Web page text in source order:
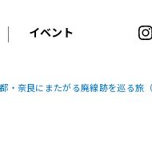
アルピ
ータイヤ＆ホイール バイ
イベント
ル・ボラン カーズ・ミ
・奈良にまたがる廃線跡を巡る旅